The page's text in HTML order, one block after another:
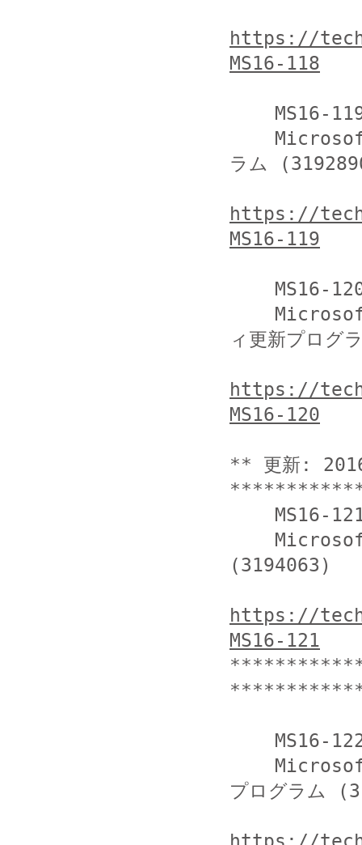
https://
MS16-118
ラム
https://
MS16-119
ィ更新プロ
https://
MS16-120
** 更新: 2016
(3194063)
https://
MS16-121
プログラム